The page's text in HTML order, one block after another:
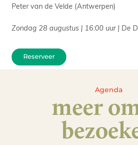
Peter van de Velde (Antwerpen)
Zondag 28 augustus | 16:00 uur | De
Reserveer
Agenda
meer